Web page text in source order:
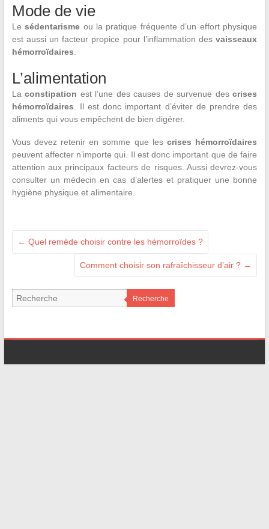
Mode de vie
Lesédentarisme ou la pratique fréquente d’un effort physique
est aussi un facteur propice pour l’inflammation desvaisseaux
hémorroïdaires
L’alimentation
Laconstipation est l’une des causes de survenue descrises
hémorroïdaires . Il est donc important d’éviter de prendre des
aliments qui vous empêchent de bien digérer.
Vous devez retenir en somme que lescrises hémorroïdaires
peuvent affecter n’importe qui. Il est donc important que de faire
attention aux principaux facteurs de risques. Aussi devrez-vous
consulter un médecin en cas d’alertes et pratiquer une bonne
hygiène physique et alimentaire.
← Quel remède choisir contre les hémorroïdes ?
Comment choisir son rafraîchisseur d’air ? →
Recherche